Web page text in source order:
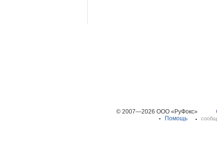
© 2007—2026 ООО «РуФокс»
Помощь